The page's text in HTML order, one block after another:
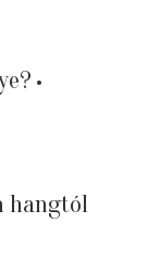
hangtól